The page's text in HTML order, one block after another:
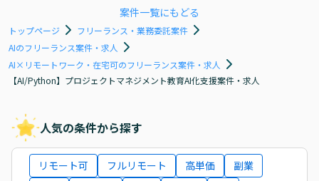
案件一覧にもどる
トップページ
フリーランス・業務委託案件
AIのフリーランス案件・求人
AI×リモートワーク・在宅可のフリーランス案件・求人
【AI/Python】プロジェクトマネジメント教育AI化支援案件・求人
人気の条件から探す
リモート可 フルリモート 高単価
副業